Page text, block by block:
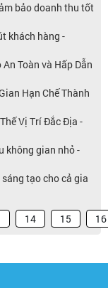
bảo doanh thu tốt
khách hàng -
Toàn và Hấp Dẫn
Hạn Chế Thành
Vị Trí Đắc Địa -
không gian nhỏ -
tạo cho cả gia
14 15 16